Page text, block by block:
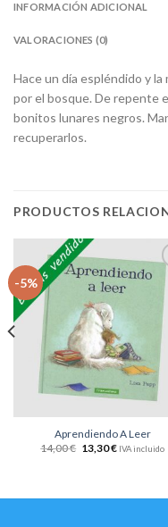
INFORMACIÓN ADICIONAL
VALORACIONES (0)
Hace un día espléndido y la
por el bosque. De repente
bonitos lunares negros.
recuperarlos.
PRODUCTOS
-5%
de
Aprendiendo A Leer
14,00€ 13,30€ IVA incluido